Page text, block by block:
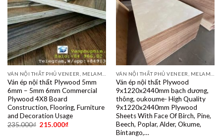
Ván ép nội thất Plywood 5mm
6mm – 5mm 6mm Commercial
Plywood 4X8 Board
Construction, Flooring, Furniture
and Decoration Usage
235.000₫ 215.000₫
Ván ép nội thất Plywood
9x1220x2440mm bạch dương,
thông, oukoume- High Quality
9x1220x2440mm Plywood
Sheets With Face Of Birch, Pine,
Beech, Poplar, Alder, Okume,
Bintango,…